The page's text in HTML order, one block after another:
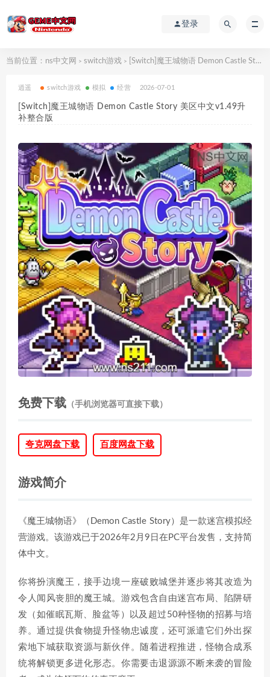
登录
当前位置： ns中文网 > switch游戏 > [Switch]魔王城物语 Demon Castle Story 美区中文v1.49升补整合版
逍遥 switch游戏 模拟 经营 2026-07-01
[Switch]魔王城物语 Demon Castle Story 美区中文v1.49升
补整合版
免费下载 （手机浏览器可直接下载）
夸克网盘下载 百度网盘下载
游戏简介
《魔王城物语》（Demon Castle Story）是一款迷宫模拟经
营游戏。该游戏已于2026年2月9日在PC平台发售，支持简
体中文。
你将扮演魔王，接手边境一座破败城堡并逐步将其改造为
令人闻风丧胆的魔王城。游戏包含自由迷宫布局、陷阱研
发（如催眠瓦斯、脸盆等）以及超过50种怪物的招募与培
养。通过提供食物提升怪物忠诚度，还可派遣它们外出探
索地下城获取资源与新伙伴。随着进程推进，怪物合成系
统将解锁更多进化形态。你需要击退源源不断来袭的冒险